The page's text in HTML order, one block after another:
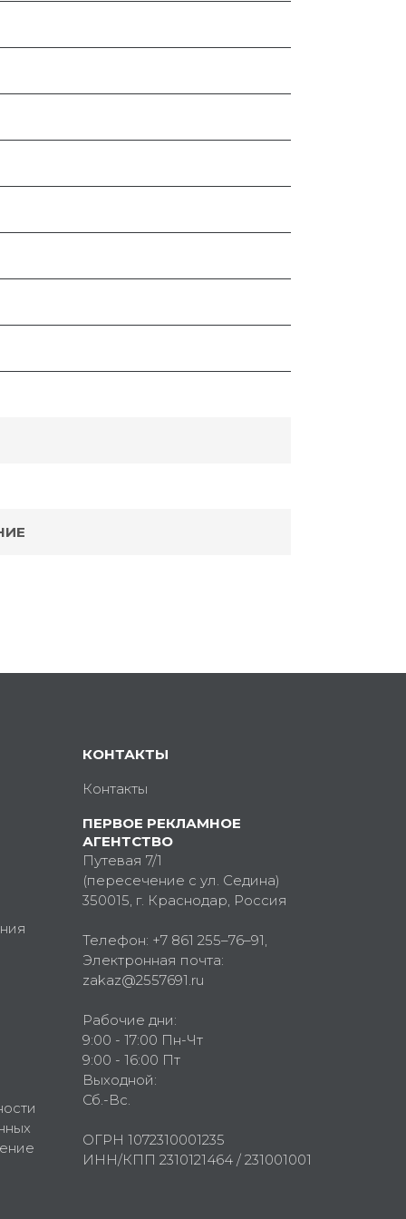
КОНТАКТЫ
Контакты
ПЕРВОЕ РЕКЛАМНОЕ
АГЕНТСТВО
Путевая 7/1
(пересечение с ул. Седина)
350015, г. Краснодар, Россия
Телефон: +7 861 255–76–91,
Электронная почта:
zakaz@2557691.ru
Рабочие дни:
9:00 - 17:00 Пн-Чт
9:00 - 16:00 Пт
Выходной:
Сб.-Вс.
ОГРН 1072310001235
ИНН/КПП 2310121464 / 231001001